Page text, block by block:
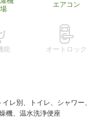
エアコン
能 オートロック
イレ別、トイレ、シャワー、
機、温水洗浄便座